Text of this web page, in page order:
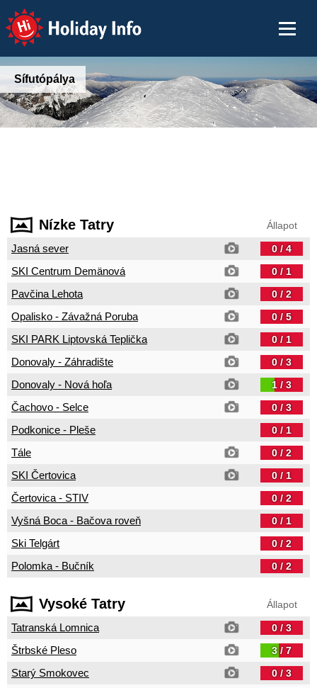
Holiday Info
Sífutópálya
Nízke Tatry Állapot
Jasná sever 0 / 4
SKI Centrum Demänová 0 / 1
Pavčina Lehota 0 / 2
Opalisko - Závažná Poruba 0 / 5
SKI PARK Liptovská Teplička 0 / 1
Donovaly - Záhradište 0 / 3
Donovaly - Nová hoľa 1 / 3
Čachovo - Selce 0 / 3
Podkonice - Pleše 0 / 1
Tále 0 / 2
SKI Čertovica 0 / 1
Čertovica - STIV 0 / 2
Vyšná Boca - Bačova roveň 0 / 1
Ski Telgárt 0 / 2
Polomka - Bučník 0 / 2
Vysoké Tatry Állapot
Tatranská Lomnica 0 / 3
Štrbské Pleso 3 / 7
Starý Smokovec 0 / 3